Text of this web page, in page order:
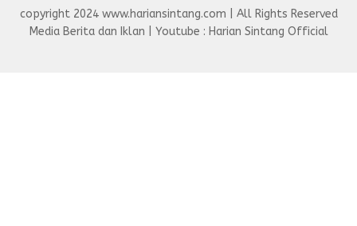
copyright 2024 www.hariansintang.com | All Rights Reserved
Media Berita dan Iklan | Youtube : Harian Sintang Official